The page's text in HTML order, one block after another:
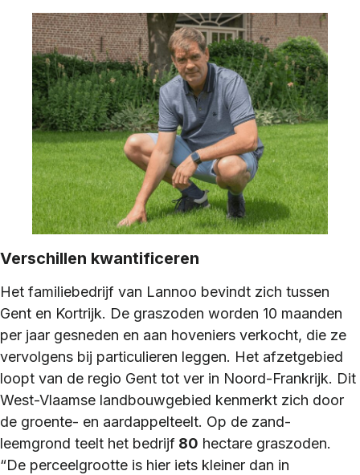
Verschillen kwantificeren
Het familiebedrijf van Lannoo bevindt zich tussen
Gent en Kortrijk. De graszoden worden 10 maanden
per jaar gesneden en aan hoveniers verkocht, die ze
vervolgens bij particulieren leggen. Het afzetgebied
loopt van de regio Gent tot ver in Noord-Frankrijk. Dit
West-Vlaamse landbouwgebied kenmerkt zich door
de groente- en aardappelteelt. Op de zand-
leemgrond teelt het bedrijf 80 hectare graszoden.
“De perceelgrootte is hier iets kleiner dan in